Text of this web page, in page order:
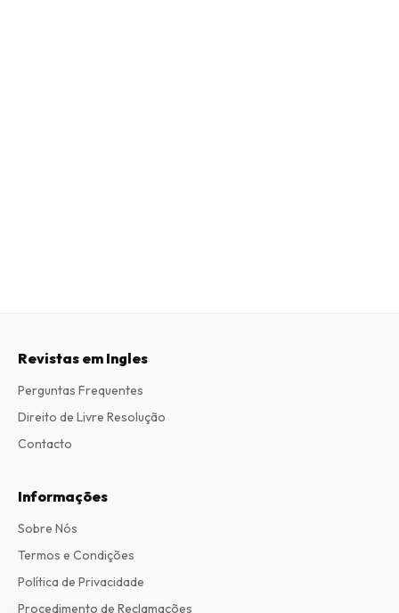
Revistas em Ingles
Perguntas Frequentes
Direito de Livre Resolução
Contacto
Informações
Sobre Nós
Termos e Condições
Política de Privacidade
Procedimento de Reclamações